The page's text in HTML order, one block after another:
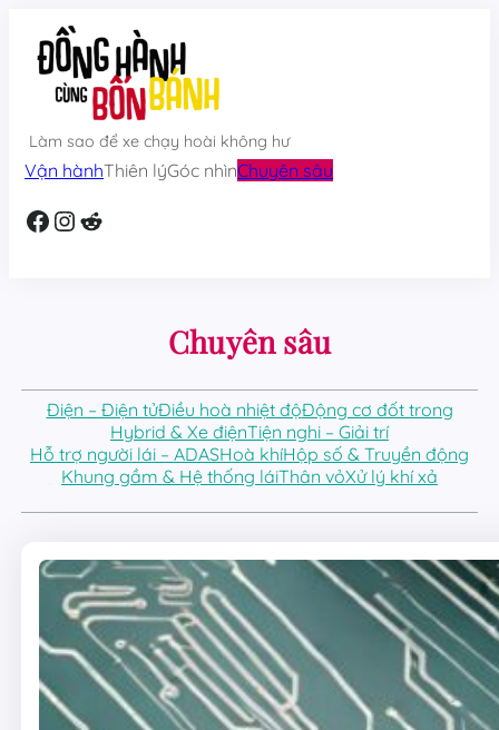
content
Làm sao để xe chạy hoài không hư
Vận hànhThiên lýGóc nhìnChuyên sâu
Facebook InstagramReddit
Chuyên sâu
Điện – Điện tửĐiều hoà nhiệt độĐộng cơ đốt trong
Hybrid & Xe điệnTiện nghi – Giải trí
Hỗ trợ người lái – ADASHoà khíHộp số & Truyền động
Khung gầm & Hệ thống láiThân vỏXử lý khí xả